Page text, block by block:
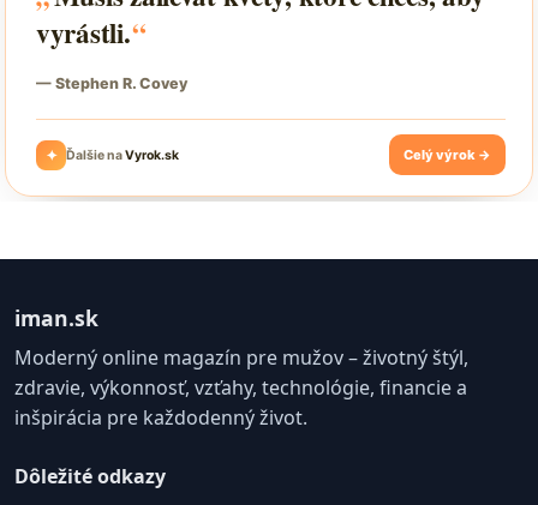
iman.sk
Moderný online magazín pre mužov – životný štýl,
zdravie, výkonnosť, vzťahy, technológie, financie a
inšpirácia pre každodenný život.
Dôležité odkazy